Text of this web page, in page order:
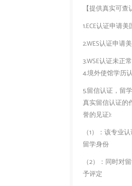
【提供真实可查
1.ECE认证申请
2.WES认证申请
3.WSE认证未正
4.境外使馆学历
5.留信认证，留
真实留信认证的
誉的见证):
（1）：该专业
留学身份
（2）：同时对
予评定